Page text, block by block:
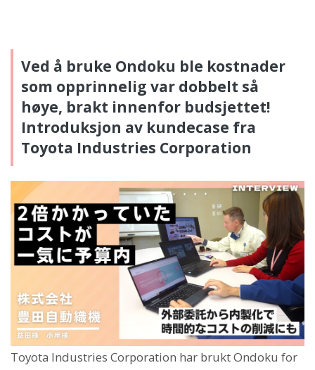
Ved å bruke Ondoku ble kostnader
som opprinnelig var dobbelt så
høye, brakt innenfor budsjettet!
Introduksjon av kundecase fra
Toyota Industries Corporation
Toyota Industries Corporation har brukt Ondoku for